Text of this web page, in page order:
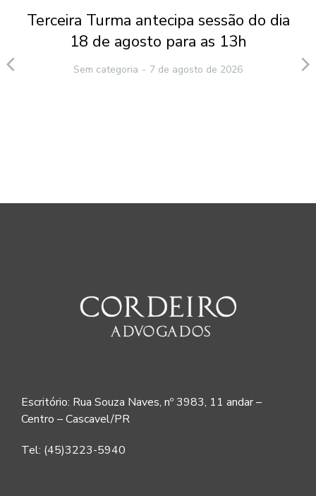
Terceira Turma antecipa sessão do dia
18 de agosto para as 13h
Sem categoria 7 de agosto de 2026
Escritório: Rua Souza Naves, nº 3983, 11 andar –
Centro – Cascavel/PR
Tel: (45)3223-5940